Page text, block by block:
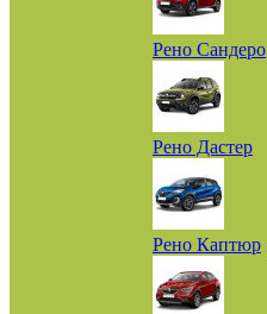
Рено Сандеро
Рено Дастер
Рено Каптюр